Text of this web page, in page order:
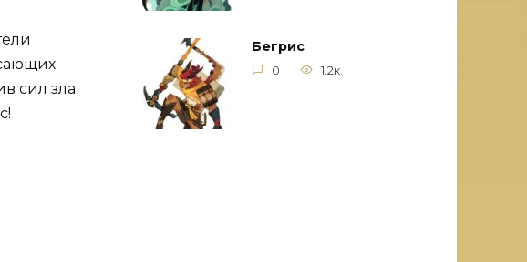
сил зла
Бегрис
0 1.2к.